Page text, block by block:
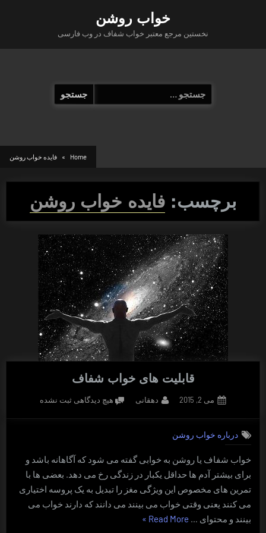
خواب روشن
نخستین مرجع معتبر خواب شفاف در وب فارسی
جستجو
برای:
Home فایده خواب روشن
برچسب:فایده خواب روشن
قابلیت های خواب شفاف
Posted
می 2, 2015 By
دهقانی هیچ دیدگاهیبرای
ثبت نشده
درباره خواب روشن
خواب شفاف یا روشن به خوابی گفته می شود که آگاهانه باشد و
برای بیشتر آدم ها حداقل یکبار در زندگی رخ می دهد. بعضی ها با
تمرین های مخصوص این ویژگی مغز را تبدیل به یک پروسه اختیاری
می کنند یعنی وقتی خواب می بینند می دانند که دارند خواب می
بینند و محتوای … Read More “قابلیت
»